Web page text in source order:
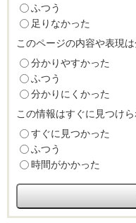
ふつう
足りなかった
このページの内容や表現
分かりやすかった
ふつう
分かりにくかった
この情報はすぐに見つけ
すぐに見つかった
ふつう
時間がかかった